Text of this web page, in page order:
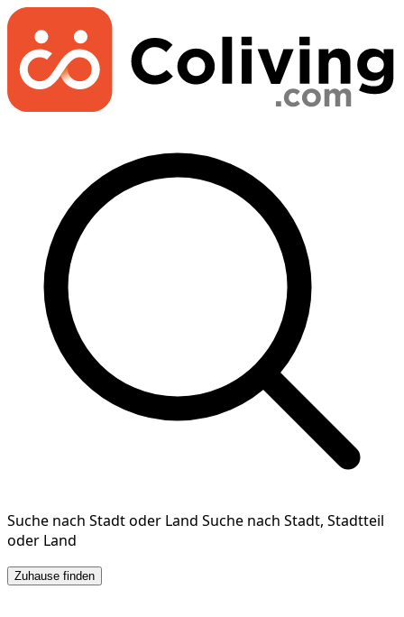
Suche nach Stadt oder Land Suche nach Stadt, Stadtteil
oder Land
Zuhause finden